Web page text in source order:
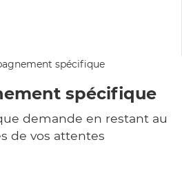
spécifique
demande en restant au
de vos attentes